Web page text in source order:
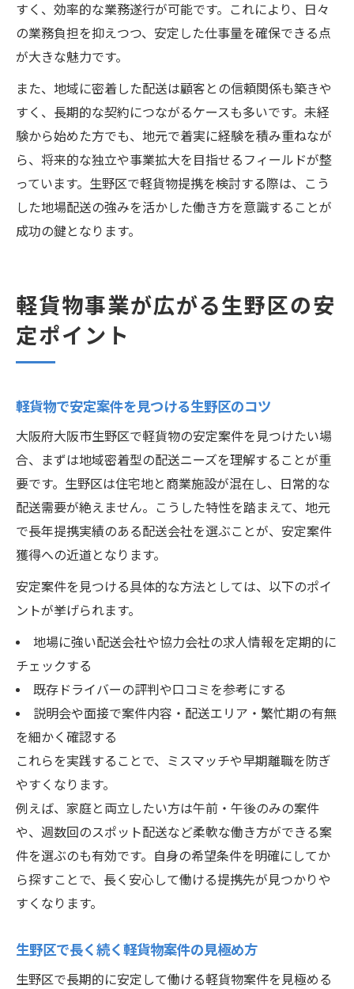
すく、効率的な業務遂行が可能です。これにより、日々
の業務負担を抑えつつ、安定した仕事量を確保できる点
が大きな魅力です。
また、地域に密着した配送は顧客との信頼関係も築きや
すく、長期的な契約につながるケースも多いです。未経
験から始めた方でも、地元で着実に経験を積み重ねなが
ら、将来的な独立や事業拡大を目指せるフィールドが整
っています。生野区で軽貨物提携を検討する際は、こう
した地場配送の強みを活かした働き方を意識することが
成功の鍵となります。
軽貨物事業が広がる生野区の安
定ポイント
軽貨物で安定案件を見つける生野区のコツ
大阪府大阪市生野区で軽貨物の安定案件を見つけたい場
合、まずは地域密着型の配送ニーズを理解することが重
要です。生野区は住宅地と商業施設が混在し、日常的な
配送需要が絶えません。こうした特性を踏まえて、地元
で長年提携実績のある配送会社を選ぶことが、安定案件
獲得への近道となります。
安定案件を見つける具体的な方法としては、以下のポイ
ントが挙げられます。
地場に強い配送会社や協力会社の求人情報を定期的に
チェックする
既存ドライバーの評判や口コミを参考にする
説明会や面接で案件内容・配送エリア・繁忙期の有無
を細かく確認する
これらを実践することで、ミスマッチや早期離職を防ぎ
やすくなります。
例えば、家庭と両立したい方は午前・午後のみの案件
や、週数回のスポット配送など柔軟な働き方ができる案
件を選ぶのも有効です。自身の希望条件を明確にしてか
ら探すことで、長く安心して働ける提携先が見つかりや
すくなります。
生野区で長く続く軽貨物案件の見極め方
生野区で長期的に安定して働ける軽貨物案件を見極める